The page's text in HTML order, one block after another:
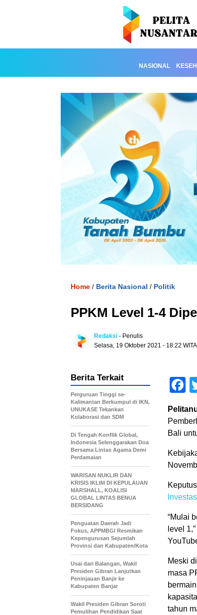
NASIONAL
Home / Berita Nasional / Politik
PPKM Level 1-4
Redaksi - Penulis
Selasa, 19 Oktober 2021 - 18:22 WITA
Bali
“Mulai
level
Meski
masa
tahun
Berita Terkait
Perguruan Tinggi se-
Kalimantan Berkumpul di IKN,
UNUKASE Tekankan
Kolaborasi dan SDM
Di Tengah Konflik Global,
Indonesia Selenggarakan Doa
Bersama Lintas Agama Demi
Perdamaian
WARISAN NUKLIR DAN
KRISIS IKLIM DI KEPULAUAN
MARSHALL, KOALISI
GLOBAL LINTAS BENUA
BERSIDANG
Penguatan Daerah Jadi
Fokus, APPMBGI Resmikan
Kepengurusan Sejumlah
Provinsi dan Kabupaten/Kota
Usai dari Balangan, Wakil
Presiden Gibran Lanjutkan
Peninjauan Banjir ke
Kabupaten Banjar
Wakil Presiden Gibran Soroti
Pemulihan Pendidikan Saat